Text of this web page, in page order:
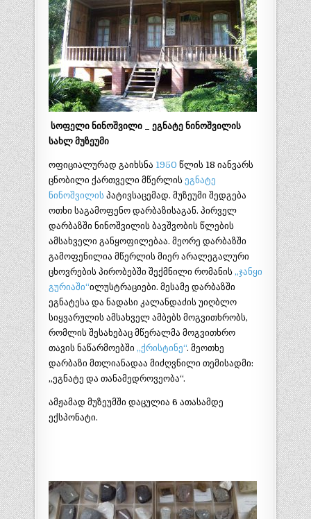
სოფელი ნინოშვილი _ ეგნატე ნინოშვილის
სახლ მუზეუმი
ოფიციალურად გაიხსნა 1950 წლის 18 იანვარს
ცნობილი ქართველი მწერლის ეგნატე
ნინოშვილის პატივსაცემად. მუზეუმი შედგება
ოთხი საგამოფენო დარბაზისაგან. პირველ
დარბაზში ნინოშვილის ბავშვობის წლების
ამსახველი განყოფილებაა. მეორე დარბაზში
გამოფენილია მწერლის მიერ არალეგალური
ცხოვრების პირობებში შექმნილი რომანის „ჯანყი
გურიაში“ილუსტრაციები. მესამე დარბაზში
ეგნატესა და ნადასი კალანდაძის უიღბლო
სიყვარულის ამსახველ ამბებს მოგვითხრობს,
რომლის შესახებაც მწერალმა მოგვითხრო
თავის ნაწარმოებში „ქრისტინე“. მეოთხე
დარბაზი მთლიანადაა მიძღვნილი თემისადმი:
„ეგნატე და თანამედროვეობა“.
ამჟამად მუზეუმში დაცულია 6 ათასამდე
ექსპონატი.